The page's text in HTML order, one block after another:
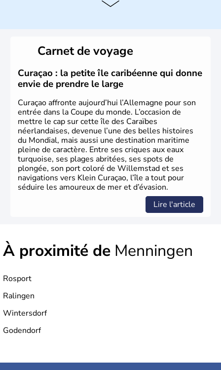
lesquelles bénéficient d'une grande autonomie. Le pays
peut se targuer de grands noms qu'il a vu naître dans tous
les domaines, des arts à la politique en passant par la
philosophie. Hertz, Gutenberg, Heidegger, Thomas Mann,
Herman Hesse ou bien Hegel en font partie.
Carnet de voyage
Curaçao : la petite île caribéenne qui donne
envie de prendre le large
Curaçao affronte aujourd’hui l’Allemagne pour son
entrée dans la Coupe du monde. L’occasion de
mettre le cap sur cette île des Caraïbes
néerlandaises, devenue l’une des belles histoires
du Mondial, mais aussi une destination maritime
pleine de caractère. Entre ses criques aux eaux
turquoise, ses plages abritées, ses spots de
plongée, son port coloré de Willemstad et ses
navigations vers Klein Curaçao, l’île a tout pour
séduire les amoureux de mer et d’évasion.
Lire l'article
À proximité de Menningen
Rosport
Ralingen
Wintersdorf
Godendorf